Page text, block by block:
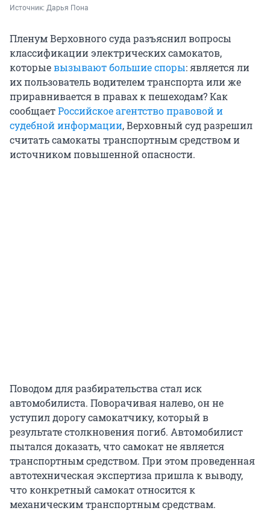
Источник: Дарья Пона
Пленум Верховного суда разъяснил вопросы
классификации электрических самокатов,
которыевызывают большие споры: является ли
их пользователь водителем транспорта или же
приравнивается в правах к пешеходам? Как
сообщаетРоссийское агентство правовой и
судебной информации, Верховный суд разрешил
считать самокаты транспортным средством и
источником повышенной опасности.
Поводом для разбирательства стал иск
автомобилиста. Поворачивая налево, он не
уступил дорогу самокатчику, который в
результате столкновения погиб. Автомобилист
пытался доказать, что самокат не является
транспортным средством. При этом проведенная
автотехническая экспертиза пришла к выводу,
что конкретный самокат относится к
механическим транспортным средствам.